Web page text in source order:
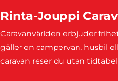
Rinta-Jouppi
Caravanvärlden erbjuder
gäller en campervan, husbil
caravan reser du utan